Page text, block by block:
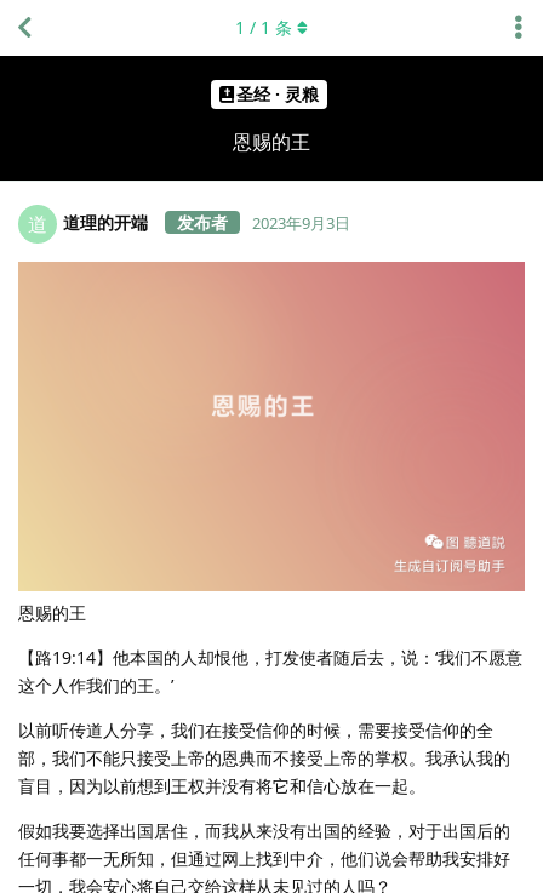
圣经 · 灵粮
恩赐的王
1 / 1 条
道 道理的开端 2023年9月3日
恩赐的王
【路19:14】他本国的人却恨他，打发使者随后去，说：‘我们不愿意
这个人作我们的王。’
以前听传道人分享，我们在接受信仰的时候，需要接受信仰的全
部，我们不能只接受上帝的恩典而不接受上帝的掌权。我承认我的
盲目，因为以前想到王权并没有将它和信心放在一起。
假如我要选择出国居住，而我从来没有出国的经验，对于出国后的
任何事都一无所知，但通过网上找到中介，他们说会帮助我安排好
一切，我会安心将自己交给这样从未见过的人吗？